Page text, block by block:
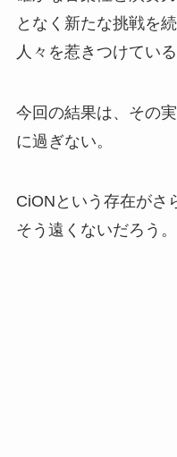
となく新たな挑戦を
人々を惹きつけている
今回の結果は、その
に過ぎない。
CiONという存在がさ
そう遠くないだろう。